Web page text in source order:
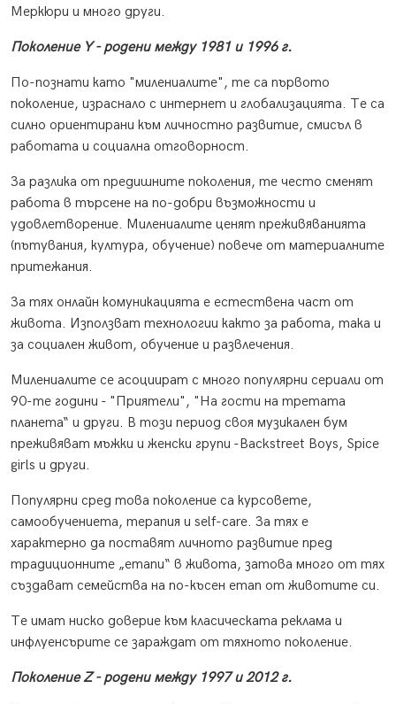
Меркюри и много други.
Поколение Y - родени между 1981 и 1996 г.
По-познати като "милениалите", те са първото
поколение, израснало с интернет и глобализацията. Те са
силно ориентирани към личностно развитие, смисъл в
работата и социална отговорност.
За разлика от предишните поколения, те често сменят
работа в търсене на по-добри възможности и
удовлетворение. Милениалите ценят преживяванията
(пътувания, култура, обучение) повече от материалните
притежания.
За тях онлайн комуникацията е естествена част от
живота. Използват технологии както за работа, така и
за социален живот, обучение и развлечения.
Милениалите се асоциират с много популярни сериали от
90-те години - "Приятели", "На гости на третата
планета“ и други. В този период своя музикален бум
преживяват мъжки и женски групи -Backstreet Boys, Spice
girls и други.
Популярни сред това поколение са курсовете,
самообучениета, терапия и self-care. За тях е
характерно да поставят личното развитие пред
традиционните „етапи“ в живота, затова много от тях
създават семейства на по-късен етап от животите си.
Те имат ниско доверие към класическата реклама и
инфлуенсърите се зараждат от тяхното поколение.
Поколение Z - родени между 1997 и 2012 г.